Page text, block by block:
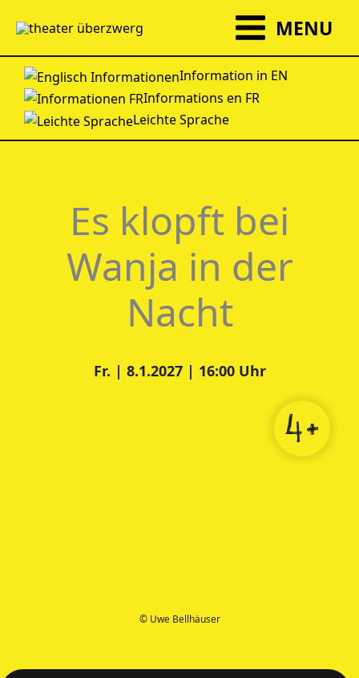
Inhalt
springen
MENU
Information in EN
Informations en FR
Leichte Sprache
Es klopft bei
Wanja in der
Nacht
Fr. | 8.1.2027 | 16:00 Uhr
© Uwe Bellhäuser
4+